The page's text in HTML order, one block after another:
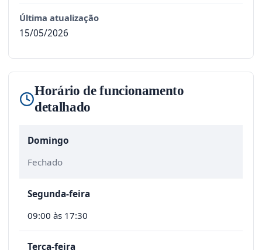
Última atualização
15/05/2026
Horário de funcionamento
detalhado
Domingo
Fechado
Segunda-feira
09:00 às 17:30
Terça-feira